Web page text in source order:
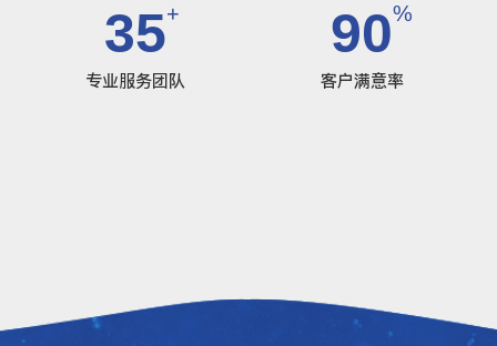
35+
专业服务团队
90%
客户满意率